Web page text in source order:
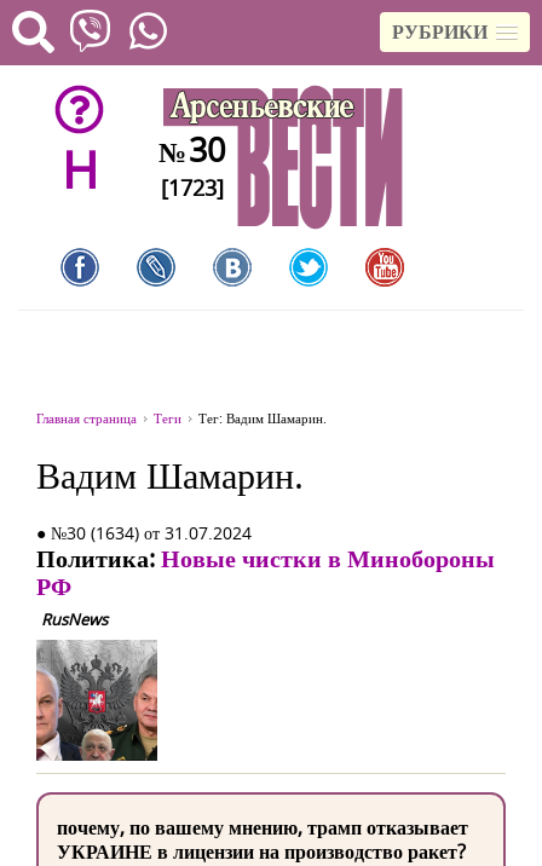
РУБРИКИ
H №30
[1723]
Главная страница Теги Тег: Вадим Шамарин.
Вадим Шамарин.
● №30 (1634) от 31.07.2024
Политика:Новые чистки в Минобороны
РФ
RusNews
почему, по вашему мнению, трамп отказывает
УКРАИНЕ в лицензии на производство ракет?